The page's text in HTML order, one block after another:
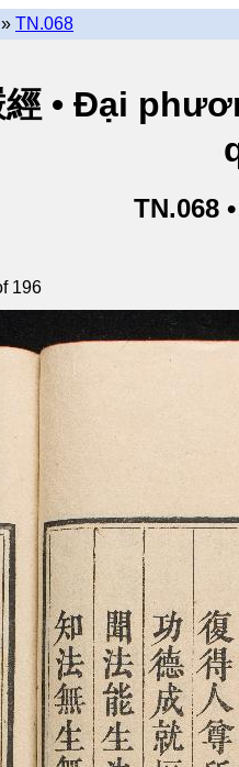
» TN.068
經 • Đại
TN.068
196